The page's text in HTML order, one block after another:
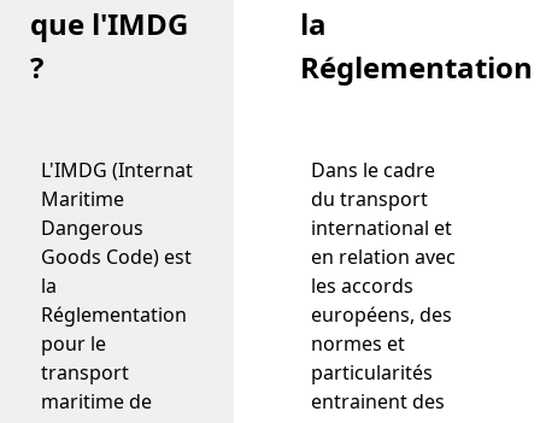
que l'IMDG
?
L'IMDG (International
Maritime
Dangerous
Goods Code) est
la
Réglementation
pour le
transport
maritime de
la
Réglementation
Dans le cadre
du transport
international et
en relation avec
les accords
européens, des
normes et
particularités
entrainent des